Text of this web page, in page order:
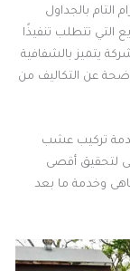
التام بالجداول
التي تتطلب تنفيذًا
يتميز بالشفافية
عن التكاليف من
تركيب عشب
لتحقيق أقصى
وخدمة ما بعد